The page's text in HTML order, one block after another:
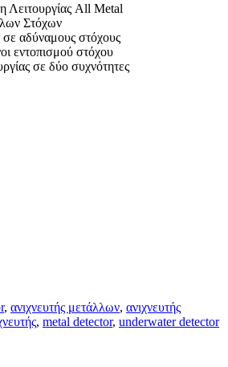
Λειτουργίας All Metal
Στόχων
σε αδύναμους στόχους
εντοπισμού στόχου
σε δύο συχνότητες
, ανιχνευτής μετάλλων, ανιχνευτής
, metal detector, underwater detector